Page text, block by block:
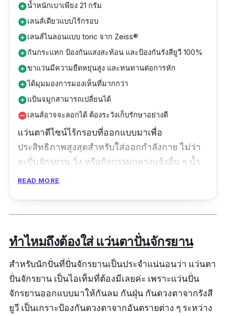
add_circleน้ำหนักเบาเพียง 21 กรัม
add_circleเลนส์เดียวแบบไร้กรอบ
add_circleเลนส์ไนลอนแบบ toric จาก Zeiss®
add_circleกันกระแทก ป้องกันแสงสะท้อน และป้องกันรังสียูวี 100%
add_circleขาแว่นมีความยืดหยุ่นสูง และทนทานต่อการหัก
add_circleได้มุมมองการมองเห็นที่มากกว่า
add_circleแป้นจมูกสามารถเปลี่ยนได้
remove_circleเลนส์อาจจะลอกได้ ต้องระวังเก็บรักษาอย่างดี
แว่นตาดีไซน์ไร้กรอบที่ออกแบบมาเพื่อ
ประสิทธิภาพสูงสุดสำหรับใส่ออกกำลังกาย ไม่ว่า
จะปั่นจักรยาน วิ่ง หรือกิจกรรมกลางแจ้งอื่น ๆ น้ำ
หนักเบามากเพียง 21 กรัม สวมใส่ได้พอดี มองเห็น
แบบเปลี่ยนได้ เลนด์กระจกถูกเคลือบด้วย
Hydrophobic ป้องกันน้ำเกาะเลนส์ แถมช่วย
ป้องกันดวงตาจากรังสียูวีได้ดีเยี่ยม เป็นแว่นตาปั่น
จักรยานที่คุ้มค่าอีกรุ่นหนึ่งที่อยากแนะนำเลยค่ะ
รีวิวจากผู้ใช้จริง:
READ MORE
ทำไหมถึงต้องใส่ แว่นตาปั่นจักรยาน
สำหรับนักปั่นที่ปั่นจักรยานเป็นประจำแน่นอนว่า แว่นตา
ปั่นจักรยาน เป็นไอเท็มที่ต้องมีเลยค่ะ เพราะแว่นปั่น
จักรยานออกแบบมาให้กันลม กันฝุ่น กันดวงตาจากรังสี
ยูวี เป็นเกราะป้องกันดวงตาจากอันตรายต่าง ๆ ระหว่าง